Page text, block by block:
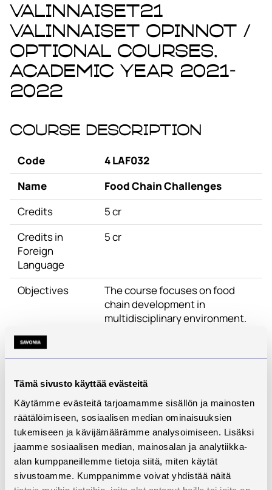
Tämä sivusto käyttää evästeitä
Käytämme evästeitä tarjoamamme sisällön ja mainosten
räätälöimiseen, sosiaalisen median ominaisuuksien
tukemiseen ja kävijämäärämme analysoimiseen. Lisäksi
jaamme sosiaalisen median, mainosalan ja analytiikka-
alan kumppaneillemme tietoja siitä, miten käytät
sivustoamme. Kumppanimme voivat yhdistää näitä
VALINNAISET21
Valinnaiset opinnot /
Optional Courses,
academic year 2021-
2022
Course Description
Code
4 LAF032
Name
Food Chain Challenges
Credits
5 cr
Credits in
Foreign
Language
5 cr
Objectives
The course focuses on food
chain development in
multidisciplinary environment.
development task or project in
international group. Student is
familiar with quality
management in the whole food
chain and knows basics on
labeling and traceability in the
food chain. The student
recognises the cultural and
social background risk factors